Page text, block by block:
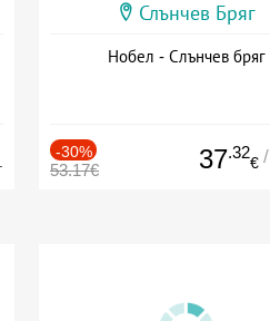
Слънчев Бряг
Нобел - Слънчев бряг
-30%
53.17€ 37.32
€ /